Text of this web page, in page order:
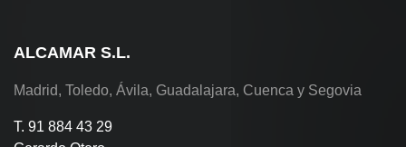
ALCAMAR S.L.
Madrid, Toledo, Ávila, Guadalajara, Cuenca y Segovia
T. 91 884 43 29